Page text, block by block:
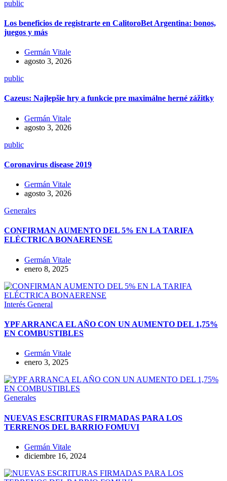
public
Los beneficios de registrarte en CalitoroBet Argentina: bonos,
juegos y más
Germán Vitale
agosto 3, 2026
public
Cazeus: Najlepšie hry a funkcie pre maximálne herné zážitky
Germán Vitale
agosto 3, 2026
public
Coronavirus disease 2019
Germán Vitale
agosto 3, 2026
Generales
CONFIRMAN AUMENTO DEL 5% EN LA TARIFA
ELÉCTRICA BONAERENSE
Germán Vitale
enero 8, 2025
Interés General
YPF ARRANCA EL AÑO CON UN AUMENTO DEL 1,75%
EN COMBUSTIBLES
Germán Vitale
enero 3, 2025
Generales
NUEVAS ESCRITURAS FIRMADAS PARA LOS
TERRENOS DEL BARRIO FOMUVI
Germán Vitale
diciembre 16, 2024